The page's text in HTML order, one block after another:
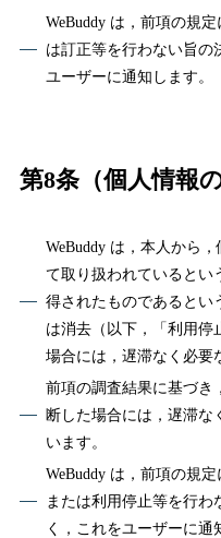
WeBuddy は，前項の規
は訂正等を行わない旨の
ユーザーに通知します。
第8条（個人情報
WeBuddy は，本人から
て取り扱われているとい
得されたものであるとい
は消去（以下，「利用停
場合には，遅滞なく必要
前項の調査結果に基づき
断した場合には，遅滞な
います。
WeBuddy は，前項の規
または利用停止等を行
く，これをユーザーに通